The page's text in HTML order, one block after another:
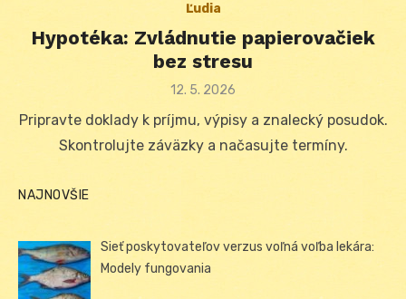
Ľudia
Hypotéka: Zvládnutie papierovačiek
bez stresu
Posted
12. 5. 2026
Pripravte doklady k príjmu, výpisy a znalecký posudok.
Skontrolujte záväzky a načasujte termíny.
NAJNOVŠIE
Sieť poskytovateľov verzus voľná voľba lekára:
Modely fungovania